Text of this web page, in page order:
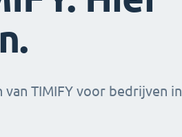
TIMIFY voor bedrijven in